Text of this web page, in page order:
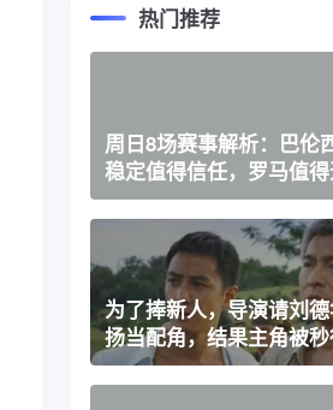
热门推荐
周日8场赛事解析：巴伦
稳定值得信任，罗马值得
为了捧新人，导演请刘
扬当配角，结果主角被
剩